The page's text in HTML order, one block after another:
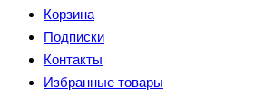
Корзина
Подписки
Контакты
Избранные товары